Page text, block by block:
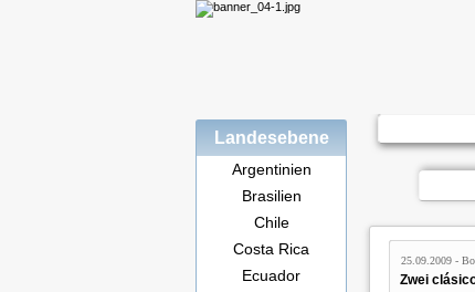
25.09.2009 -
Zwei
Landesebene
Argentinien
Brasilien
Chile
Costa Rica
Ecuador